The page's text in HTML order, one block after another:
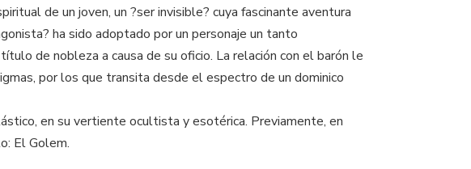
de un joven, un ?ser invisible? cuya fascinante aventura
ha sido adoptado por un personaje un tanto
de nobleza a causa de su oficio. La relación con el barón le
por los que transita desde el espectro de un dominico
en su vertiente ocultista y esotérica. Previamente, en
El Golem.